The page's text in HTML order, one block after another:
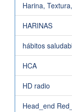
Harina,
HARINAS
hábitos
HCA
HD radio
Head_end